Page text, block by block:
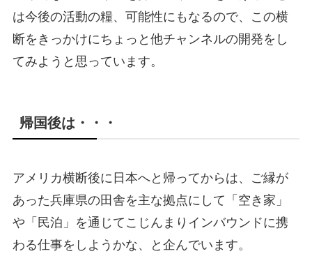
は今後の活動の糧、可能性にもなるので、この横
断をきっかけにちょっと他チャンネルの開発をし
てみようと思っています。
帰国後は・・・
アメリカ横断後に日本へと帰ってからは、ご縁が
あった兵庫県の田舎を主な拠点にして「空き家」
や「民泊」を通じてこじんまりインバウンドに携
わる仕事をしようかな、と企んでいます。